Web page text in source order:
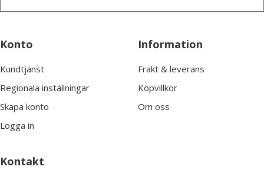
Konto
Kundtjänst
Regionala inställningar
Skapa konto
Logga in
Information
Frakt & leverans
Köpvillkor
Om oss
Kontakt